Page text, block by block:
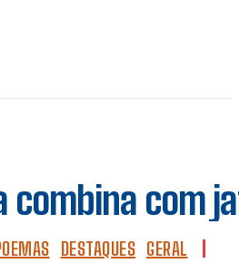
combina com
DESTAQUES GERAL